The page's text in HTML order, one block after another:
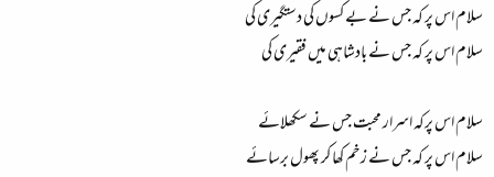
سلام اس پر کہ جس نے بے کسوں کی دستگیری کی
سلام اس پر کہ جس نے بادشاہی میں فقیری کی
سلام اس پرکہ اسرار محبت جس نے سکھلائے
سلام اس پر کہ جس نے زخم کھا کر پھول برسائے